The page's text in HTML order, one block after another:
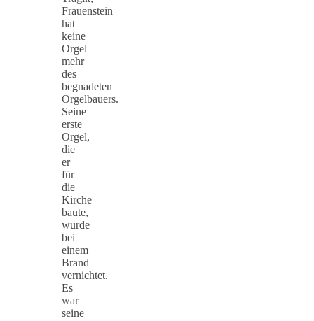
Frauenstein
hat
keine
Orgel
mehr
des
begnadeten
Orgelbauers.
Seine
erste
Orgel,
die
er
für
die
Kirche
baute,
wurde
bei
einem
Brand
vernichtet.
Es
war
seine